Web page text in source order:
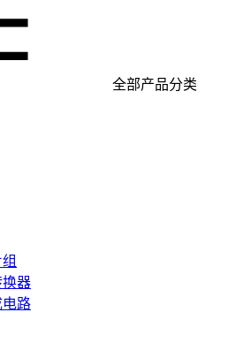
全部产品分类
器
路